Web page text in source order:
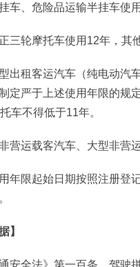
挂车、危险品运输半挂车使
三轮摩托车使用12年，其
出租客运汽车（纯电动汽
定严于上述使用年限的规
车不得低于11年。
营运载客汽车、大型非营
年限起始日期按照注册登
】